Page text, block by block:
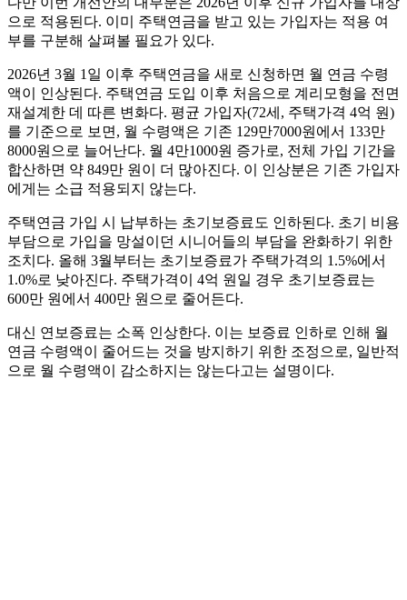
으로 적용된다. 이미 주택연금을 받고 있는 가입자는 적용 여
부를 구분해 살펴볼 필요가 있다.
2026년 3월 1일 이후 주택연금을 새로 신청하면 월 연금 수령
액이 인상된다. 주택연금 도입 이후 처음으로 계리모형을 전면
재설계한 데 따른 변화다. 평균 가입자(72세, 주택가격 4억 원)
를 기준으로 보면, 월 수령액은 기존 129만7000원에서 133만
8000원으로 늘어난다. 월 4만1000원 증가로, 전체 가입 기간을
합산하면 약 849만 원이 더 많아진다. 이 인상분은 기존 가입자
에게는 소급 적용되지 않는다.
주택연금 가입 시 납부하는 초기보증료도 인하된다. 초기 비용
부담으로 가입을 망설이던 시니어들의 부담을 완화하기 위한
조치다. 올해 3월부터는 초기보증료가 주택가격의 1.5%에서
1.0%로 낮아진다. 주택가격이 4억 원일 경우 초기보증료는
600만 원에서 400만 원으로 줄어든다.
대신 연보증료는 소폭 인상한다. 이는 보증료 인하로 인해 월
연금 수령액이 줄어드는 것을 방지하기 위한 조정으로, 일반적
으로 월 수령액이 감소하지는 않는다고는 설명이다.